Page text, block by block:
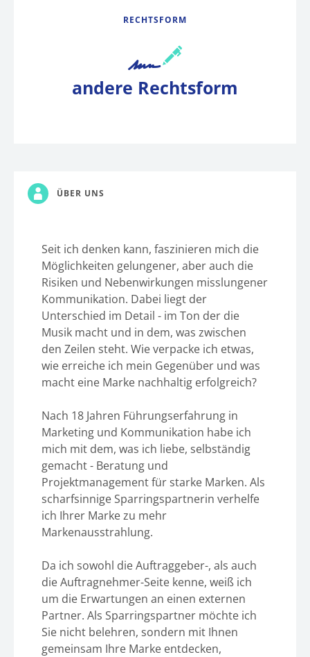
RECHTSFORM
andere Rechtsform
ÜBER UNS
Seit ich denken kann, faszinieren mich die
Möglichkeiten gelungener, aber auch die
Risiken und Nebenwirkungen misslungener
Kommunikation. Dabei liegt der
Unterschied im Detail - im Ton der die
Musik macht und in dem, was zwischen
den Zeilen steht. Wie verpacke ich etwas,
wie erreiche ich mein Gegenüber und was
macht eine Marke nachhaltig erfolgreich?
Nach 18 Jahren Führungserfahrung in
Marketing und Kommunikation habe ich
mich mit dem, was ich liebe, selbständig
gemacht - Beratung und
Projektmanagement für starke Marken. Als
scharfsinnige Sparringspartnerin verhelfe
ich Ihrer Marke zu mehr
Markenausstrahlung.
Da ich sowohl die Auftraggeber-, als auch
die Auftragnehmer-Seite kenne, weiß ich
um die Erwartungen an einen externen
Partner. Als Sparringspartner möchte ich
Sie nicht belehren, sondern mit Ihnen
gemeinsam Ihre Marke entdecken,